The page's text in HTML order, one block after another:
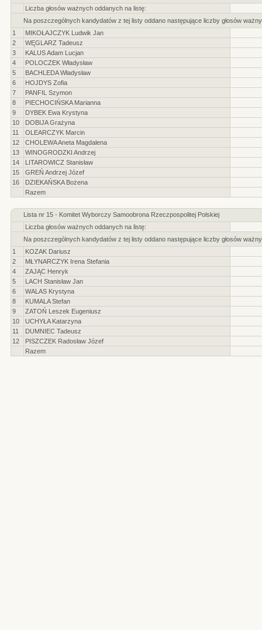
Liczba głosów ważnych oddanych na listę:
Na poszczególnych kandydatów z tej listy oddano następujące liczby głosów
1
MIKOŁAJCZYK Ludwik Jan
2
WĘGLARZ Tadeusz
3
KALUS Adam Lucjan
4
POLOCZEK Władysław
5
BACHLEDA Władysław
6
HOJDYS Zofia
7
PANFIL Szymon
8
PIECHOCIŃSKA Marianna
9
DYBEK Ewa Krystyna
10
DOBIJA Grażyna
11
OLEARCZYK Marcin
12
CHOLEWA Aneta Magdalena
13
WINOGRODZKI Andrzej
14
LITAROWICZ Stanisław
15
GREŃ Andrzej Józef
16
DZIEKAŃSKA Bożena
Razem
Lista nr 15 - Komitet Wyborczy Samoobrona Rzeczpospolitej Polskiej
Liczba głosów ważnych oddanych na listę:
Na poszczególnych kandydatów z tej listy oddano następujące liczby głosów
1
KOZAK Dariusz
2
MŁYNARCZYK Irena Stefania
4
ZAJĄC Henryk
5
LACH Stanisław Jan
6
WALAS Krystyna
8
KUMALA Stefan
9
ZATOŃ Leszek Eugeniusz
10
UCHYŁA Katarzyna
11
DUMNIEC Tadeusz
12
PISZCZEK Radosław Józef
Razem